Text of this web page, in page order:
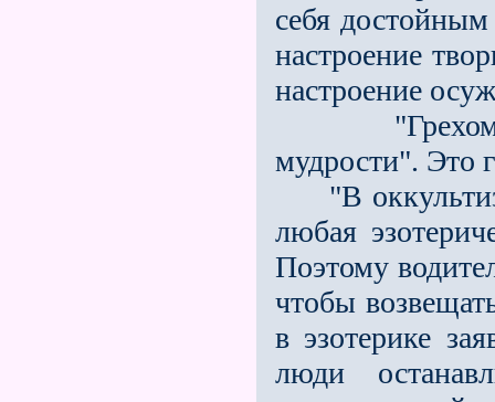
себя
настроение
настроение
"Грехом
мудрости". Это
"В
любая
Поэтому
чтобы
в эзотерике
люди